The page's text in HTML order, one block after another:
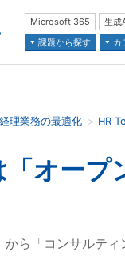
Microsoft 365 生成
課題から探す
カ
理業務の最適化 HR
オープ
ら「コンサルテ